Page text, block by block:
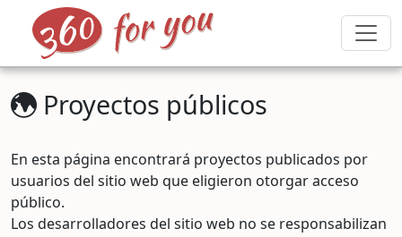
Proyectos públicos
En esta página encontrará proyectos publicados por
usuarios del sitio web que eligieron otorgar acceso
público.
Los desarrolladores del sitio web no se responsabilizan